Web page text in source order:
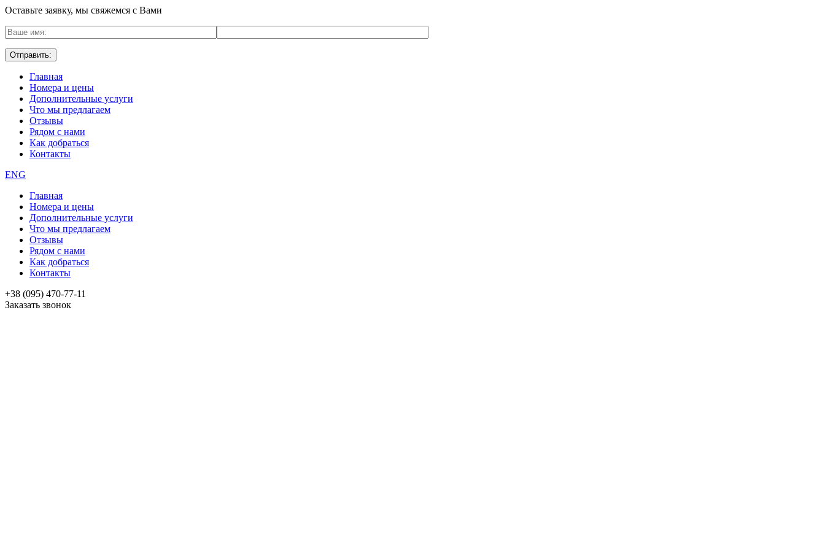
Оставьте заявку, мы свяжемся с Вами
Главная
Номера и цены
Дополнительные услуги
Что мы предлагаем
Отзывы
Рядом с нами
Как добраться
Контакты
ENG
Главная
Номера и цены
Дополнительные услуги
Что мы предлагаем
Отзывы
Рядом с нами
Как добраться
Контакты
+38 (095) 470-77-11
Заказать звонок